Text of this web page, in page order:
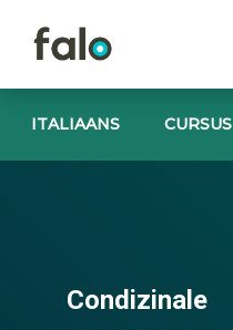
ITALIAANS CURSUS
Condizinale